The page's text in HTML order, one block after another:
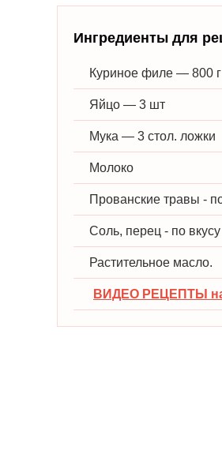
Ингредиенты для
Куриное филе — 800 г
Яйцо — 3 шт
Мука — 3 стол. ложки
Молоко
Прованские травы -
Соль, перец - по вкусу
Растительное масло.
ВИДЕО РЕЦЕПТЫ